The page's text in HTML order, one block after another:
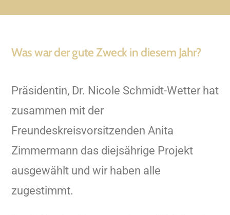
Was war der gute Zweck in diesem Jahr?
Präsidentin, Dr. Nicole Schmidt-Wetter hat
zusammen mit der
Freundeskreisvorsitzenden Anita
Zimmermann das diejsährige Projekt
ausgewählt und wir haben alle
zugestimmt.